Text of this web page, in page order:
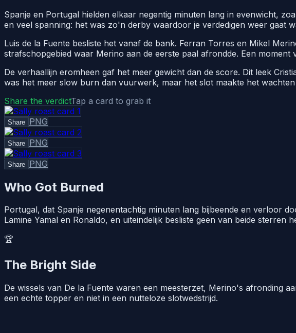
Spanje en Portugal hielden elkaar negentig minuten lang in evenwicht,
en veel spanning: het was zo'n derby waardoor je verdedigen weer gaat
Luis de la Fuente besliste het vanaf de bank. Ferran Torres en Mikel
strafschopgebied waar Merino aan de eerste paal afrondde. Een
De verhaallijn eromheen gaf het meer gewicht dan de score. Dit leek
was het meer slow burn dan vuurwerk, maar het slot maakte het wachten
Share the verdictTap a card to grab it
Share PNG
Share PNG
Share PNG
Who Got Burned
Portugal, dat Spanje negenentachtig minuten lang bijbeende en verloor
Lamine Yamal en Ronaldo, en uiteindelijk besliste geen van beide sterren
🏆
The Bright Side
De wissels van De la Fuente waren een meesterzet, Merino's afronding
een echte topper en niet in een nutteloze slotwedstrijd.